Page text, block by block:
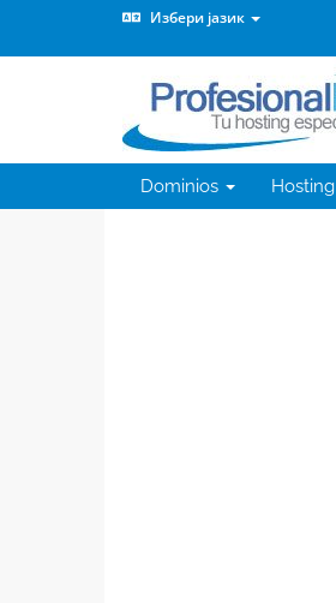
Избери јазик
Dominios Hosting